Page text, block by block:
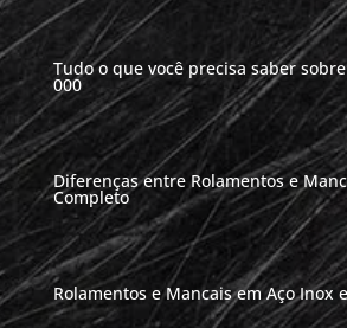
Tudo o que você precisa saber
000
Diferenças entre Rolamentos e
Completo
Rolamentos e Mancais em Aço Inox